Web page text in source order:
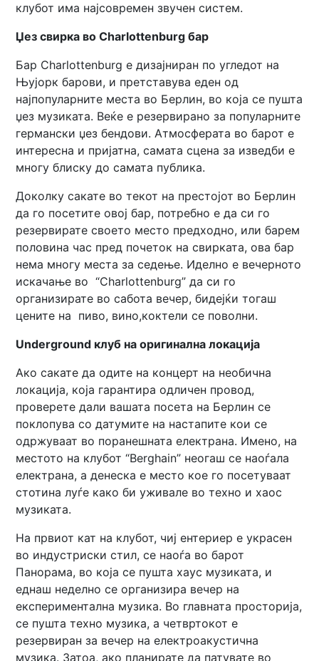
клубот има најсовремен звучен систем.
Џез свирка во Charlottenburg бар
Бар Charlottenburg е дизајниран по угледот на
Њујорк барови, и претставува еден од
најпопуларните места во Берлин, во која се пушта
џез музиката. Веќе е резервирано за популарните
германски џез бендови. Атмосферата во барот е
интересна и пријатна, самата сцена за изведби е
многу блиску до самата публика.
Доколку сакате во текот на престојот во Берлин
да го посетите овој бар, потребно е да си го
резервирате своето место предходно, или барем
половина час пред почеток на свирката, ова бар
нема многу места за седење. Иделно е вечерното
искачање во “Charlottenburg” да си го
организирате во сабота вечер, бидејќи тогаш
цените на пиво, вино,коктели се поволни.
Underground клуб на оригинална локација
Ако сакате да одите на концерт на необична
локација, која гарантира одличен провод,
проверете дали вашата посета на Берлин се
поклопува со датумите на настапите кои се
одржуваат во поранешната електрана. Имено, на
местото на клубот “Berghain” неогаш се наоѓала
електрана, а денеска е место кое го посетуваат
стотина луѓе како би уживале во техно и хаос
музиката.
На првиот кат на клубот, чиј ентериер е украсен
во индустриски стил, се наоѓа во барот
Панорама, во која се пушта хаус музиката, и
еднаш неделно се организира вечер на
експериментална музика. Во главната просторија,
се пушта техно музика, а четвртокот е
резервиран за вечер на електроакустична
музика. Затоа, ако планирате да патувате во